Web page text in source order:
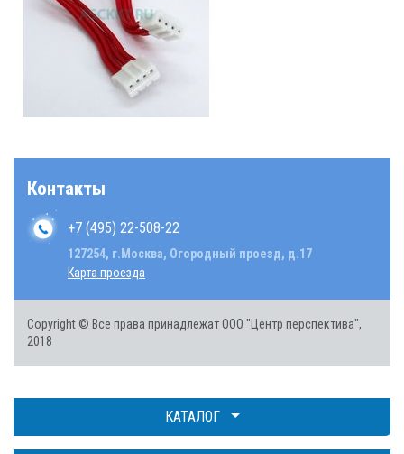
КАТАЛОГ
Контакты
+7 (495) 22-508-22
127254, г.Москва, Огородный проезд, д.17
Карта проезда
Copyright © Все права принадлежат ООО "Центр перспектива",
2018